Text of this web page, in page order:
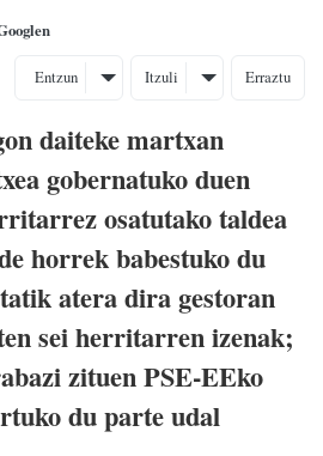
Entzun Itzuli Erraztu
daiteke martxan
gobernatuko duen
osatutako taldea
horrek babestuko du
atera dira gestoran
sei herritarren izenak;
zituen PSE-EEko
du parte udal